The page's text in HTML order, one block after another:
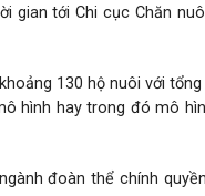
gian tới Chi cục Chăn
130 hộ nuôi với
hình hay trong đó mô
đoàn thể chính